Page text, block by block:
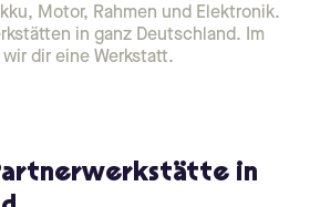
Motor, Rahmen und Elektronik.
in ganz Deutschland. Im
dir eine Werkstatt.
in